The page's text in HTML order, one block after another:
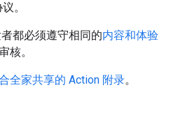
。
都必须遵守相同的内容和体验
核。
全家共享的 Action 附录。